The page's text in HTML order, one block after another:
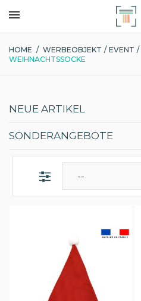
HOME / WERBEOBJEKT / EVENT /
WEIHNACHTSSOCKE
NEUE ARTIKEL
SONDERANGEBOTE